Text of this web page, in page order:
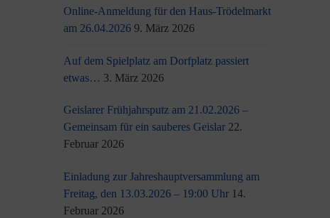
Online-Anmeldung für den Haus-Trödelmarkt
am 26.04.2026 9. März 2026
Auf dem Spielplatz am Dorfplatz passiert
etwas… 3. März 2026
Geislarer Frühjahrsputz am 21.02.2026 –
Gemeinsam für ein sauberes Geislar 22.
Februar 2026
Einladung zur Jahreshauptversammlung am
Freitag, den 13.03.2026 – 19:00 Uhr 14.
Februar 2026